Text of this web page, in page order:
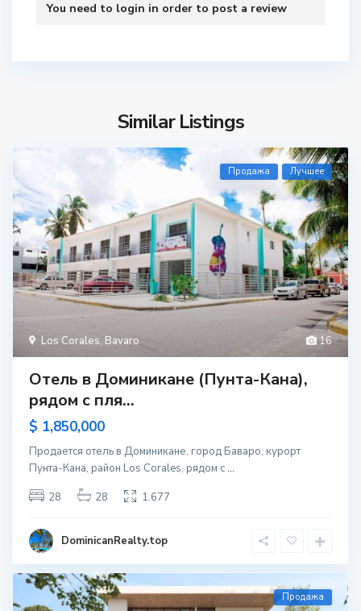
You need to login in order to post a review
Similar Listings
16
Los Corales, Bavaro
Продажа Лучшее
Отель в Доминикане (Пунта-Кана),
рядом с пля...
$ 1,850,000
Продается отель в Доминикане, город Баваро, курорт
Пунта-Кана, район Los Corales, рядом с...
28
28 1.677
DominicanRealty.top
Продажа